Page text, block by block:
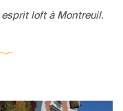
loft à Montreuil.